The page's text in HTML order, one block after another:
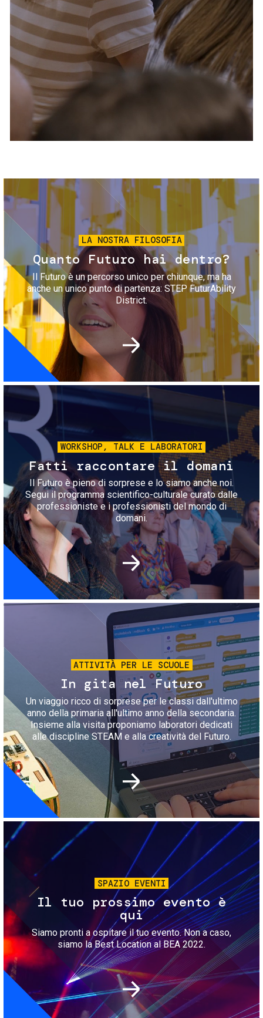
Servizi e accessibilità
Contatti
FAQ
Biglietti
Immagine
LA NOSTRA FILOSOFIA
Quanto Futuro hai dentro?
Il Futuro è un percorso unico per chiunque, ma ha
anche un unico punto di partenza: STEP FuturAbility
District.
Immagine
WORKSHOP, TALK E LABORATORI
Fatti raccontare il domani
Il Futuro è pieno di sorprese e lo siamo anche noi.
Segui il programma scientifico-culturale curato dalle
professioniste e i professionisti del mondo di
domani.
Immagine
ATTIVITÀ PER LE SCUOLE
In gita nel Futuro
Un viaggio ricco di sorprese per le classi dall'ultimo
anno della primaria all'ultimo anno della secondaria.
Insieme alla visita proponiamo laboratori dedicati
alle discipline STEAM e alla creatività del Futuro.
Immagine
SPAZIO EVENTI
Il tuo prossimo evento è
qui
Siamo pronti a ospitare il tuo evento. Non a caso,
siamo la Best Location al BEA 2022.